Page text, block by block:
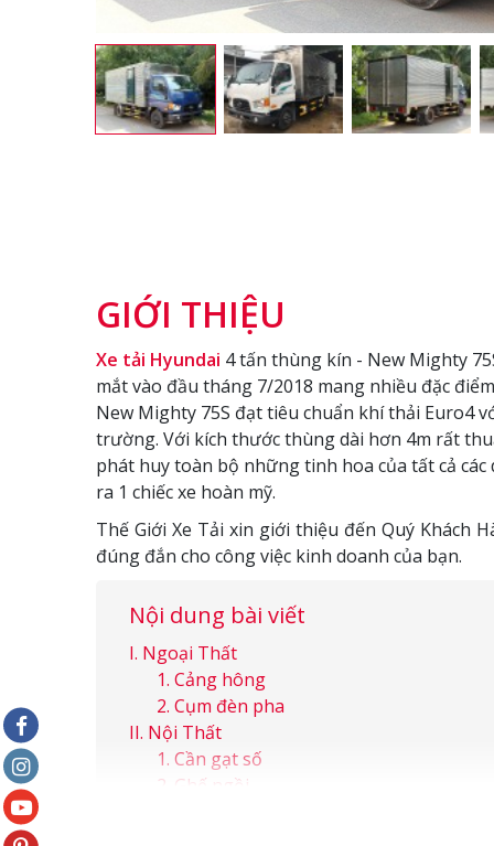
GIỚI THIỆU
Xe tải Hyundai 4 tấn thùng kín - New Mighty
mắt vào đầu tháng 7/2018 mang nhiều đặc
New Mighty 75S đạt tiêu chuẩn khí thải Euro4
trường. Với kích thước thùng dài hơn 4m rất
phát huy toàn bộ những tinh hoa của tất cả
ra 1 chiếc xe hoàn mỹ.
Thế Giới Xe Tải xin giới thiệu đến Quý Khách
đúng đắn cho công việc kinh doanh của bạn.
Nội dung bài viết
Ngoại Thất
Cảng hông
Cụm đèn pha
Nội Thất
Cần gạt số
Ghế ngồi